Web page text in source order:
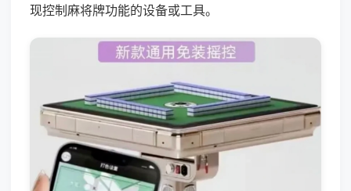
现控制麻将牌功能的设备或工具。